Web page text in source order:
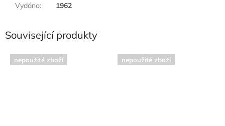
Vydáno: 1962
Související produkty
nepoužité zboží nepoužité zboží